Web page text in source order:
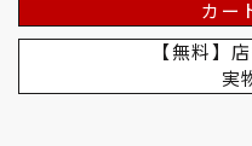
カー
【無料】
実